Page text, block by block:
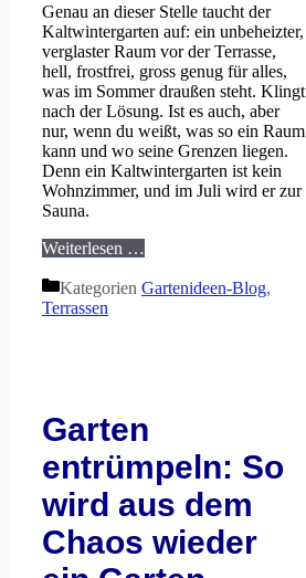
Genau an dieser Stelle taucht der
Kaltwintergarten auf: ein unbeheizter,
verglaster Raum vor der Terrasse,
hell, frostfrei, gross genug für alles,
was im Sommer draußen steht. Klingt
nach der Lösung. Ist es auch, aber
nur, wenn du weißt, was so ein Raum
kann und wo seine Grenzen liegen.
Denn ein Kaltwintergarten ist kein
Wohnzimmer, und im Juli wird er zur
Sauna.
Weiterlesen …
Kategorien Gartenideen-Blog,
Terrassen
Garten
entrümpeln: So
wird aus dem
Chaos wieder